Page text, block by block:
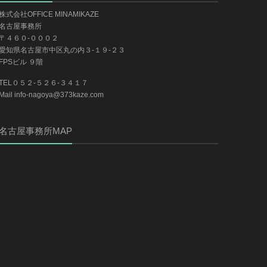
式会社OFFICE MINAMIKAZE
古屋事務所
４６０-０００２
知県名古屋市中区丸の内３-１９-２３
ビル ９階
０５２-５２６-３４１７
info-nagoya@373kaze.com
古屋事務所MAP